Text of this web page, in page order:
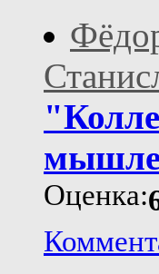
Оценка: